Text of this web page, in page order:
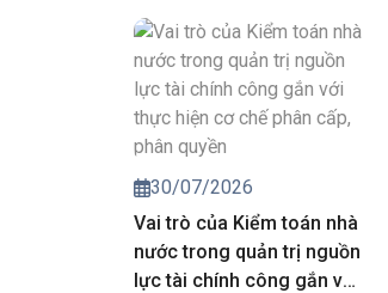
30/07/2026
Vai trò của Kiểm toán nhà
nước trong quản trị nguồn
lực tài chính công gắn với